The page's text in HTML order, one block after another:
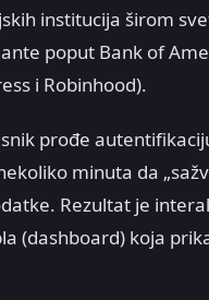
institucija širom
poput Bank of
i Robinhood).
prođe
minuta da
Rezultat je
(dashboard) koja